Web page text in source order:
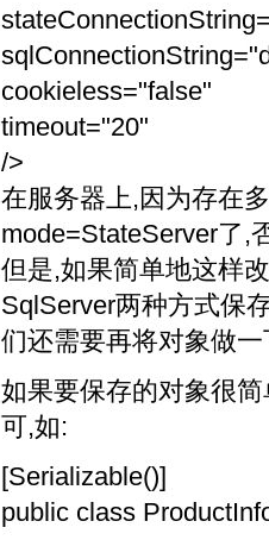
cookieless="false"
timeout="20"
/>
在服务器上,因为存在
mode=StateServer了,
但是,如果简单地这样
SqlServer两种方式保
们还需要再将对象做
如果要保存的对象很
可,如:
[Serializable()]
public class